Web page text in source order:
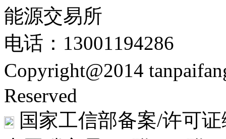
能源交易所
电话：13001194286
Copyright@2014
Reserved
国家工信部备案/许可